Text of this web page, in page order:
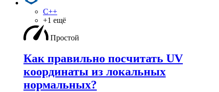
C++
+1 ещё
Простой
Как правильно посчитать UV
координаты из локальных
нормальных?